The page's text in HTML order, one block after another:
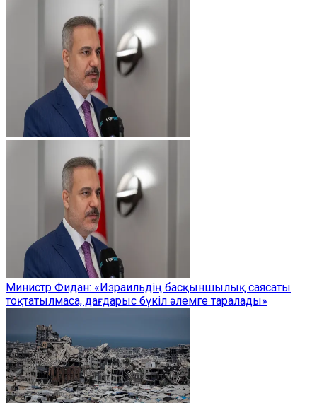
Министр Фидан: «Израильдің басқыншылық саясаты
тоқтатылмаса, дағдарыс бүкіл әлемге таралады»